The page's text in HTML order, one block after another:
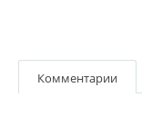
Комментарии